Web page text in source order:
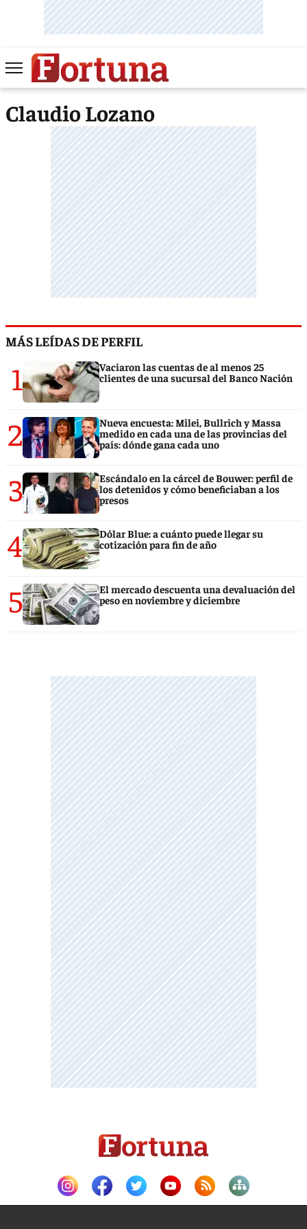
Claudio Lozano
MÁS LEÍDAS DE PERFIL
1
Vaciaron las cuentas de al menos 25
clientes de una sucursal del Banco Nación
2
Nueva encuesta: Milei, Bullrich y Massa
medido en cada una de las provincias del
país: dónde gana cada uno
3
Escándalo en la cárcel de Bouwer: perfil de
los detenidos y cómo beneficiaban a los
presos
4
Dólar Blue: a cuánto puede llegar su
cotización para fin de año
5
El mercado descuenta una devaluación del
peso en noviembre y diciembre